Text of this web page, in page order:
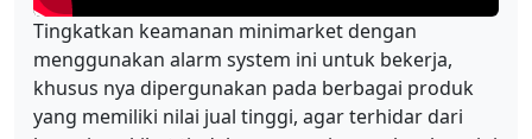
Tingkatkan keamanan minimarket dengan
menggunakan alarm system ini untuk bekerja,
khusus nya dipergunakan pada berbagai produk
yang memiliki nilai jual tinggi, agar terhidar dari